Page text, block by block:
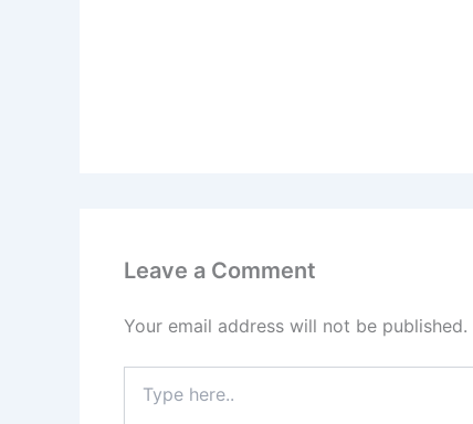
Leave a Comment
Your email address will not be published.
here..